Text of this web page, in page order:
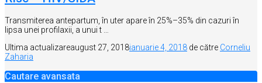
Transmiterea antepartum, în uter apare în 25%–35% din cazuri în
lipsa unei profilaxii, a unui t …
Ultima actualizareaugust 27, 2018ianuarie 4, 2018 de către Corneliu
Zaharia
Cautare avansata